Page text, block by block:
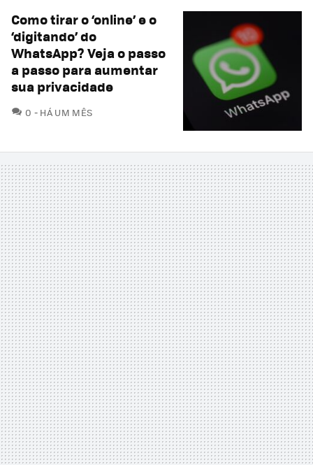
Como tirar o ‘online’ e o
‘digitando’ do
WhatsApp? Veja o passo
a passo para aumentar
sua privacidade
0 COMENTÁRIOS
HÁ UM MÊS